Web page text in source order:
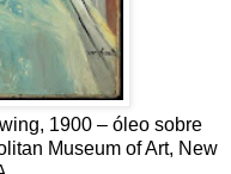
1900 – óleo sobre
Museum of Art, New